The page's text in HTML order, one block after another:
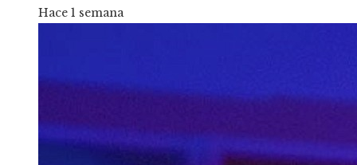
Hace 1 semana